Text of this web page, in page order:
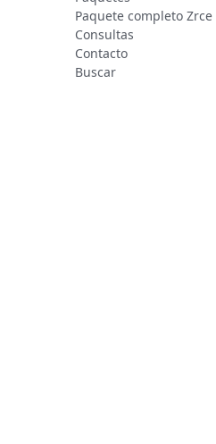
Paquete completo Zrce
Consultas
Contacto
Buscar